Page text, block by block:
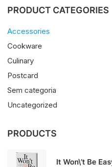
PRODUCT CATEGORIES
Accessories
Cookware
Culinary
Postcard
Sem categoria
Uncategorized
PRODUCTS
It Won\’t Be